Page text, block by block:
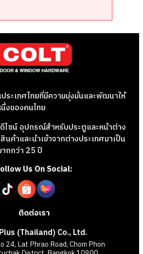
ระเทศไทยที่มีความมุ่งมั่นและพัฒนาให้
งของคนไทย
ซน์ อุปกรณ์สำหรับประตูและหน้าต่าง
นค้าและนำเข้าจากต่างประเทศมาเป็น
ากกว่า 25 ปี
Us On Social:
ติดต่อเรา
(Thailand) Co., Ltd.
24, Lat Phrao Road, Chom Phon